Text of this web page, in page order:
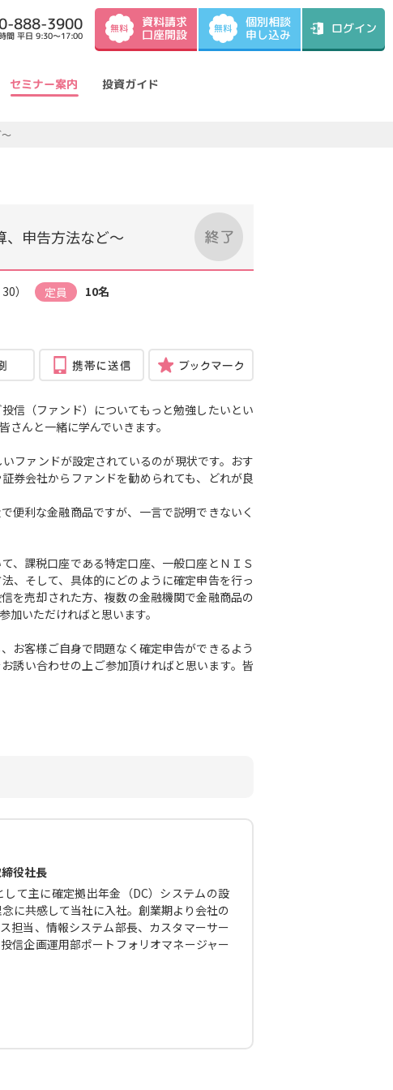
888-3900
間 平日 9:30～17:00
無料 資料請求
口座開設 無料 個別相談
申し込み ログイン
セミナー案内 投資ガイド
、申告方法など～
） 定員
10名
信（ファンド）についてもっと勉強したいとい
んと一緒に学んでいきます。
ファンドが設定されているのが現状です。おす
券会社からファンドを勧められても、どれが良
便利な金融商品ですが、一言で説明できないく
、課税口座である特定口座、一般口座とＮＩＳ
、そして、具体的にどのように確定申告を行っ
を売却された方、複数の金融機関で金融商品の
いただければと思います。
お客様ご自身で問題なく確定申告ができるよう
誘い合わせの上ご参加頂ければと思います。皆
役社長
て主に確定拠出年金（DC）システムの設
に共感して当社に入社。創業期より会社の
担当、情報システム部長、カスタマーサー
信企画運用部ポートフォリオマネージャー